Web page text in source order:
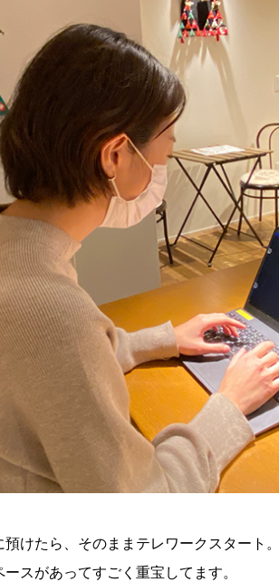
けたら、そのままテレワークスタート。
スがあってすごく重宝してます。